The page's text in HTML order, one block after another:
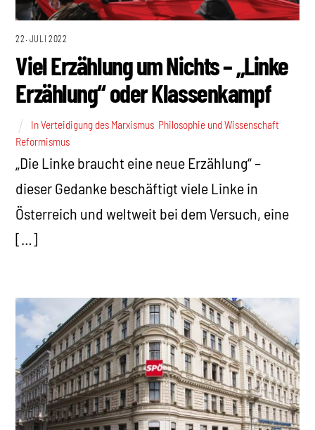
22. JULI 2022
Viel Erzählung um Nichts – „Linke
Erzählung“ oder Klassenkampf
In Verteidigung des Marxismus Philosophie und Wissenschaft
Reformismus
„Die Linke braucht eine neue Erzählung“ –
dieser Gedanke beschäftigt viele Linke in
Österreich und weltweit bei dem Versuch, eine
[…]